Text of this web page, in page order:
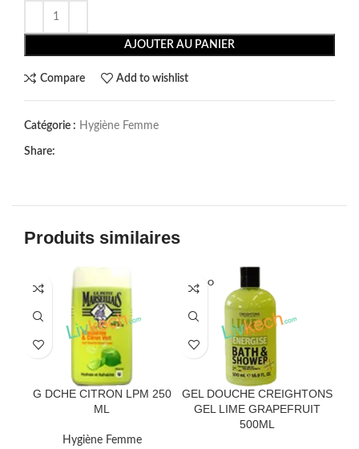
AJOUTER AU PANIER
Compare Add to wishlist
Catégorie : Hygiène Femme
Share:
Produits similaires
G DCHE CITRON LPM 250
ML
Hygiène Femme
SOLD O
UT
GEL DOUCHE CREIGHTONS
GEL LIME GRAPEFRUIT
500ML